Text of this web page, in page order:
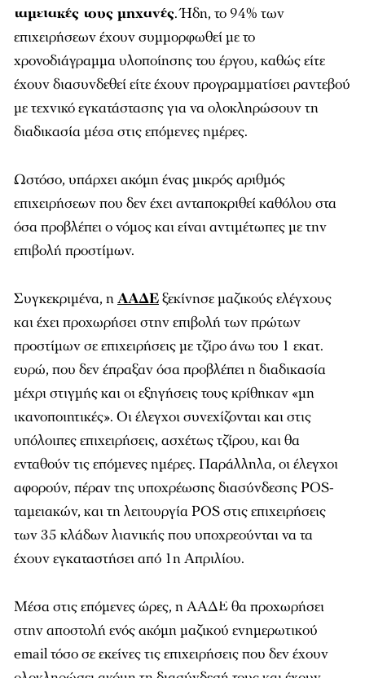
ταμειακές τους μηχανές. Ήδη, το 94% των
επιχειρήσεων έχουν συμμορφωθεί με το
χρονοδιάγραμμα υλοποίησης του έργου, καθώς είτε
έχουν διασυνδεθεί είτε έχουν προγραμματίσει ραντεβού
με τεχνικό εγκατάστασης για να ολοκληρώσουν τη
διαδικασία μέσα στις επόμενες ημέρες.
Ωστόσο, υπάρχει ακόμη ένας μικρός αριθμός
επιχειρήσεων που δεν έχει ανταποκριθεί καθόλου στα
όσα προβλέπει ο νόμος και είναι αντιμέτωπες με την
επιβολή προστίμων.
Συγκεκριμένα, ηΑΑΔΕξεκίνησε μαζικούς ελέγχους
και έχει προχωρήσει στην επιβολή των πρώτων
προστίμων σε επιχειρήσεις με τζίρο άνω του 1 εκατ.
ευρώ, που δεν έπραξαν όσα προβλέπει η διαδικασία
μέχρι στιγμής και οι εξηγήσεις τους κρίθηκαν «μη
ικανοποιητικές». Οι έλεγχοι συνεχίζονται και στις
υπόλοιπες επιχειρήσεις, ασχέτως τζίρου, και θα
ενταθούν τις επόμενες ημέρες. Παράλληλα, οι έλεγχοι
αφορούν, πέραν της υποχρέωσης διασύνδεσης POS-
ταμειακών, και τη λειτουργία POS στις επιχειρήσεις
των 35 κλάδων λιανικής που υποχρεούνται να τα
έχουν εγκαταστήσει από 1η Απριλίου.
Μέσα στις επόμενες ώρες, η ΑΑΔΕ θα προχωρήσει
στην αποστολή ενός ακόμη μαζικού ενημερωτικού
email τόσο σε εκείνες τις επιχειρήσεις που δεν έχουν